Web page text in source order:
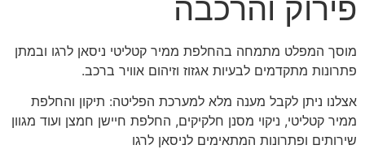
פירוק והרכבה
מוסך המפלט מתמחה בהחלפת ממיר קטליטי ניסאן לרגו ובמתן
פתרונות מתקדמים לבעיות אגזוז וזיהום אוויר ברכב.
אצלנו ניתן לקבל מענה מלא למערכת הפליטה: תיקון והחלפת
ממיר קטליטי, ניקוי מסנן חלקיקים, החלפת חיישן חמצן ועוד מגוון
שירותים ופתרונות המתאימים לניסאן לרגו